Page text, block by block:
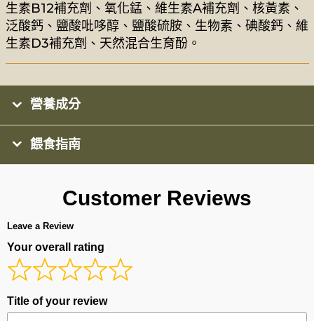
生素B12補充劑、氧化錳、維生素A補充劑、核黃素、
泛酸鈣、鹽酸吡哆醇、鹽酸硫胺、生物素、碘酸鈣、維
生素D3補充劑、天然混合生育酚。
營養成分
餵食指南
Customer Reviews
Leave a Review
Your overall rating
Title of your review